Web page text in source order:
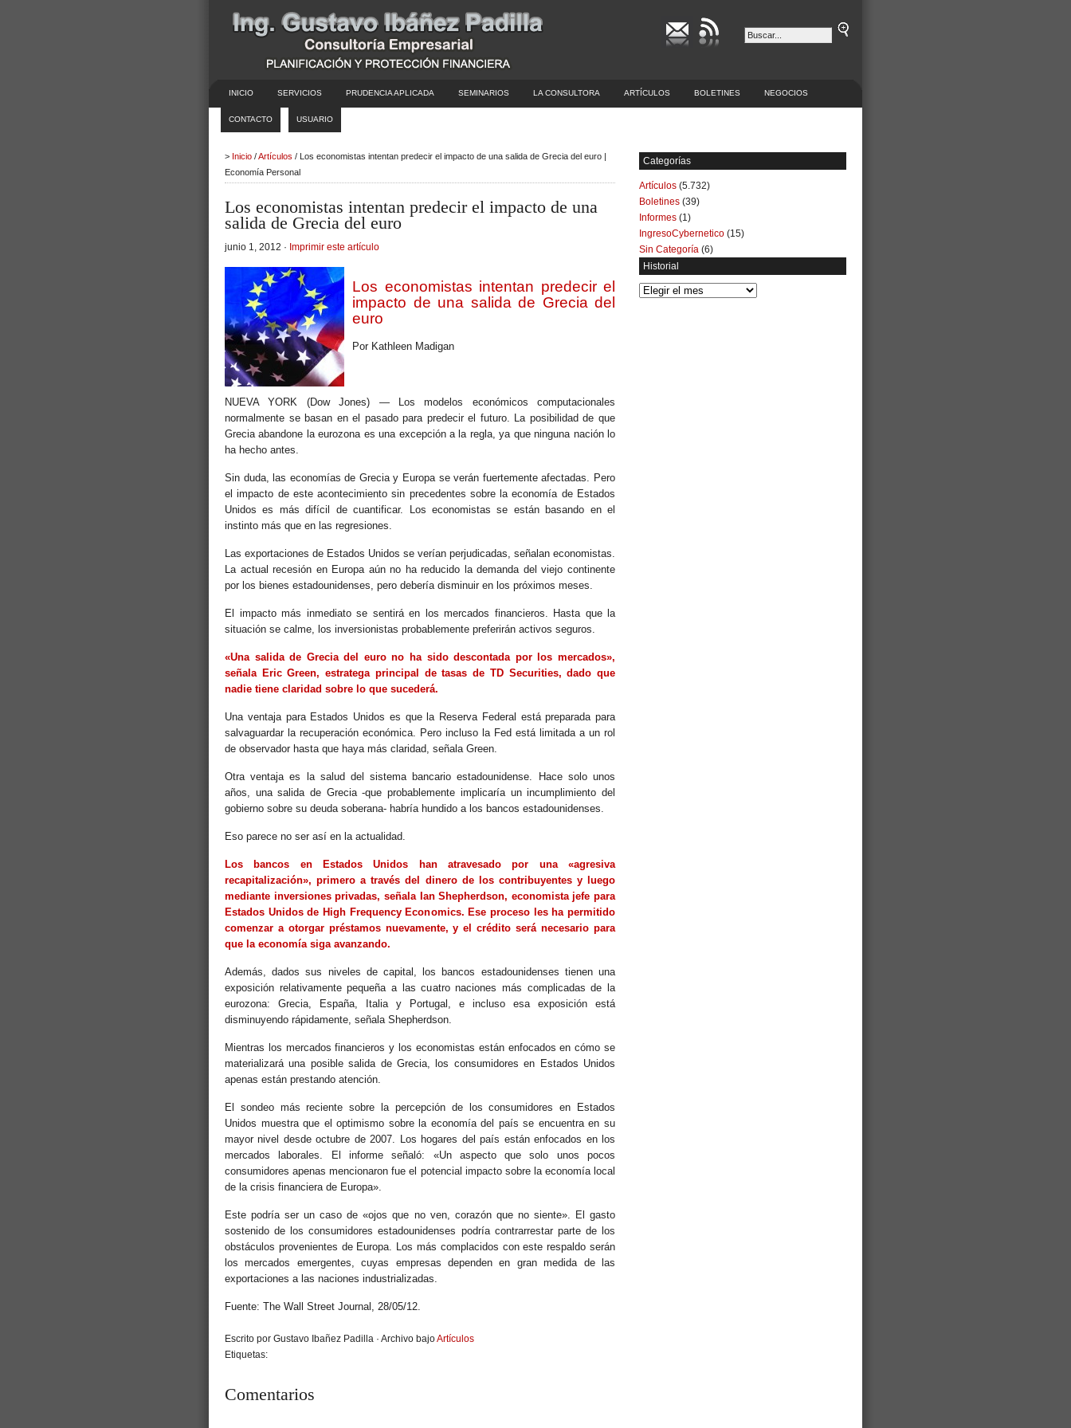
INICIO SERVICIOS PRUDENCIA APLICADA SEMINARIOS LA CONSULTORA ARTÍCULOS BOLETINES NEGOCIOS
CONTACTO USUARIO
> Inicio /Artículos / Los economistas intentan predecir el impacto de una salida de Grecia del euro |
Economía Personal
Los economistas intentan predecir el impacto de una
salida de Grecia del euro
junio 1, 2012 · Imprimir este artículo
Los economistas intentan predecir el
impacto de una salida de Grecia del
euro
Por Kathleen Madigan
NUEVA YORK (Dow Jones) — Los modelos económicos computacionales
normalmente se basan en el pasado para predecir el futuro. La posibilidad de que
Grecia abandone la eurozona es una excepción a la regla, ya que ninguna nación lo
ha hecho antes.
Sin duda, las economías de Grecia y Europa se verán fuertemente afectadas. Pero
el impacto de este acontecimiento sin precedentes sobre la economía de Estados
Unidos es más difícil de cuantificar. Los economistas se están basando en el
instinto más que en las regresiones.
Las exportaciones de Estados Unidos se verían perjudicadas, señalan economistas.
La actual recesión en Europa aún no ha reducido la demanda del viejo continente
por los bienes estadounidenses, pero debería disminuir en los próximos meses.
El impacto más inmediato se sentirá en los mercados financieros. Hasta que la
situación se calme, los inversionistas probablemente preferirán activos seguros.
«Una salida de Grecia del euro no ha sido descontada por los mercados»,
señala Eric Green, estratega principal de tasas de TD Securities, dado que
nadie tiene claridad sobre lo que sucederá.
Una ventaja para Estados Unidos es que la Reserva Federal está preparada para
salvaguardar la recuperación económica. Pero incluso la Fed está limitada a un rol
de observador hasta que haya más claridad, señala Green.
Otra ventaja es la salud del sistema bancario estadounidense. Hace solo unos
años, una salida de Grecia -que probablemente implicaría un incumplimiento del
gobierno sobre su deuda soberana- habría hundido a los bancos estadounidenses.
Eso parece no ser así en la actualidad.
Los bancos en Estados Unidos han atravesado por una «agresiva
recapitalización», primero a través del dinero de los contribuyentes y luego
mediante inversiones privadas, señala Ian Shepherdson, economista jefe para
Estados Unidos de High Frequency Economics. Ese proceso les ha permitido
comenzar a otorgar préstamos nuevamente, y el crédito será necesario para
que la economía siga avanzando.
Además, dados sus niveles de capital, los bancos estadounidenses tienen una
exposición relativamente pequeña a las cuatro naciones más complicadas de la
eurozona: Grecia, España, Italia y Portugal, e incluso esa exposición está
disminuyendo rápidamente, señala Shepherdson.
Mientras los mercados financieros y los economistas están enfocados en cómo se
materializará una posible salida de Grecia, los consumidores en Estados Unidos
apenas están prestando atención.
El sondeo más reciente sobre la percepción de los consumidores en Estados
Unidos muestra que el optimismo sobre la economía del país se encuentra en su
mayor nivel desde octubre de 2007. Los hogares del país están enfocados en los
mercados laborales. El informe señaló: «Un aspecto que solo unos pocos
consumidores apenas mencionaron fue el potencial impacto sobre la economía local
de la crisis financiera de Europa».
Este podría ser un caso de «ojos que no ven, corazón que no siente». El gasto
sostenido de los consumidores estadounidenses podría contrarrestar parte de los
obstáculos provenientes de Europa. Los más complacidos con este respaldo serán
los mercados emergentes, cuyas empresas dependen en gran medida de las
exportaciones a las naciones industrializadas.
Fuente: The Wall Street Journal, 28/05/12.
Escrito por Gustavo Ibañez Padilla · Archivo bajoArtículos
Etiquetas:
Comentarios
Categorías
Artículos (5.732)
Boletines (39)
Informes (1)
IngresoCybernetico (15)
Sin Categoría (6)
Historial
Historial